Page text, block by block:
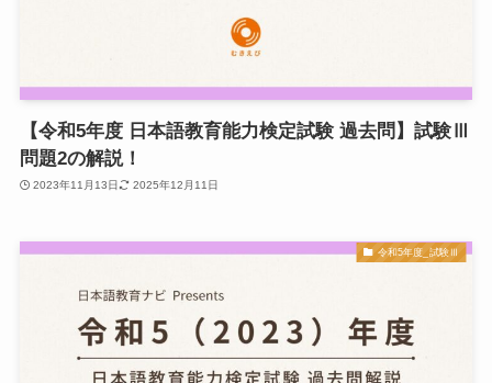
【令和5年度 日本語教育能力検定試験 過去問】試験Ⅲ
問題2の解説！
2023年11月13日 2025年12月11日
令和5年度_試験Ⅲ